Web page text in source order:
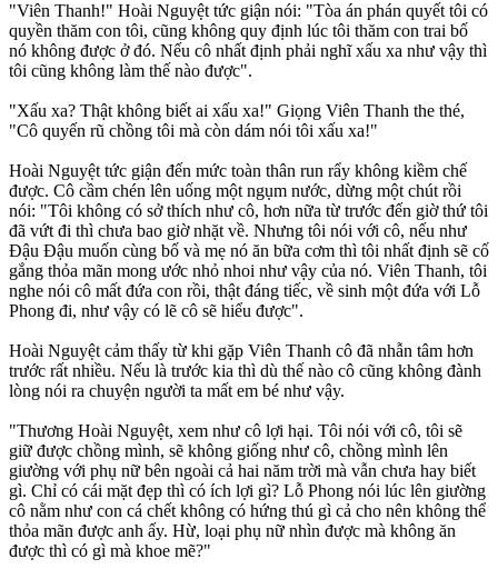
"Viên Thanh!" Hoài Nguyệt tức giận nói: "Tòa án phán quyết tôi có
quyền thăm con tôi, cũng không quy định lúc tôi thăm con trai bố
nó không được ở đó. Nếu cô nhất định phải nghĩ xấu xa như vậy thì
tôi cũng không làm thế nào được".
"Xấu xa? Thật không biết ai xấu xa!" Giọng Viên Thanh the thé,
"Cô quyến rũ chồng tôi mà còn dám nói tôi xấu xa!"
Hoài Nguyệt tức giận đến mức toàn thân run rẩy không kiềm chế
được. Cô cầm chén lên uống một ngụm nước, dừng một chút rồi
nói: "Tôi không có sở thích như cô, hơn nữa từ trước đến giờ thứ tôi
đã vứt đi thì chưa bao giờ nhặt về. Nhưng tôi nói với cô, nếu như
Đậu Đậu muốn cùng bố và mẹ nó ăn bữa cơm thì tôi nhất định sẽ cố
gắng thỏa mãn mong ước nhỏ nhoi như vậy của nó. Viên Thanh, tôi
nghe nói cô mất đứa con rồi, thật đáng tiếc, về sinh một đứa với Lỗ
Phong đi, như vậy có lẽ cô sẽ hiểu được".
Hoài Nguyệt cảm thấy từ khi gặp Viên Thanh cô đã nhẫn tâm hơn
trước rất nhiều. Nếu là trước kia thì dù thế nào cô cũng không đành
lòng nói ra chuyện người ta mất em bé như vậy.
"Thương Hoài Nguyệt, xem như cô lợi hại. Tôi nói với cô, tôi sẽ
giữ được chồng mình, sẽ không giống như cô, chồng mình lên
giường với phụ nữ bên ngoài cả hai năm trời mà vẫn chưa hay biết
gì. Chỉ có cái mặt đẹp thì có ích lợi gì? Lỗ Phong nói lúc lên giường
cô nằm như con cá chết không có hứng thú gì cả cho nên không thể
thỏa mãn được anh ấy. Hừ, loại phụ nữ nhìn được mà không ăn
được thì có gì mà khoe mẽ?"